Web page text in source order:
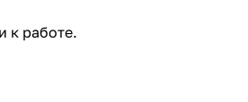
к работе.